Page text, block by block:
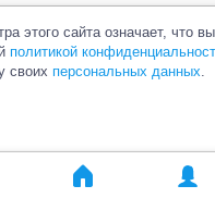
на товарные знаки принадлежат их
этого сайта означает, что вы
политикой
своих персональных данных.